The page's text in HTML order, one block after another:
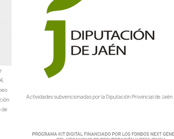
de
Actividades subvencionadas por la Diputación Provincial de Jaén